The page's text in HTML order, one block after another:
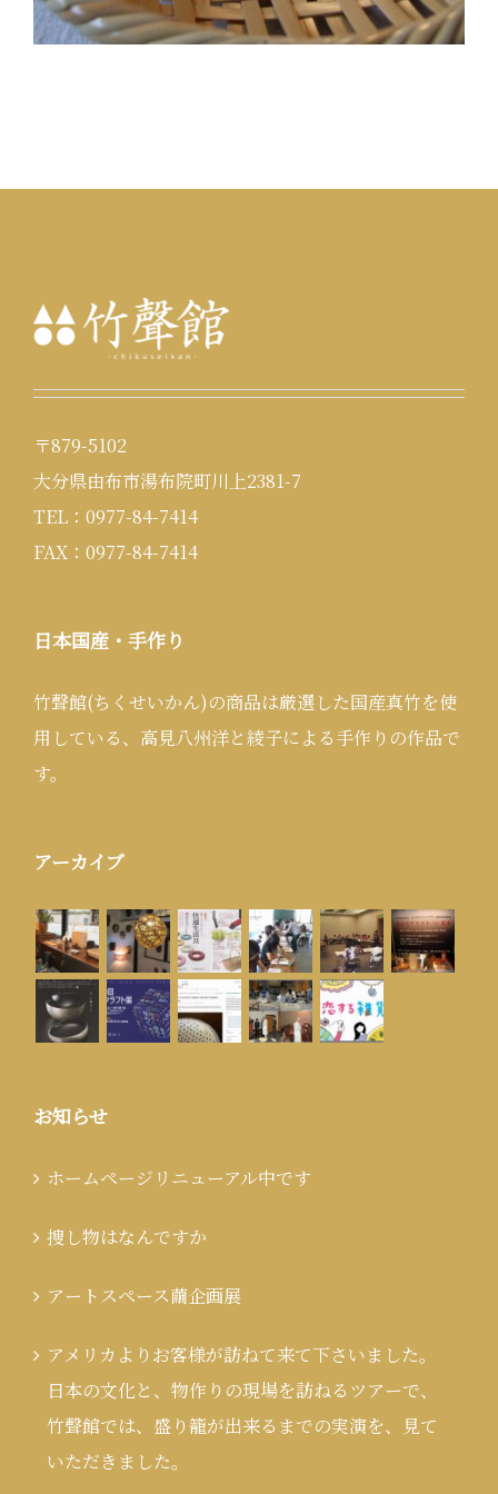
〒879-5102
大分県由布市湯布院町川上2381-7
TEL：0977-84-7414
FAX：0977-84-7414
日本国産・手作り
竹聲館(ちくせいかん)の商品は厳選した国産真竹を使
用している、高見八州洋と綾子による手作りの作品で
す。
アーカイブ
お知らせ
ホームページリニューアル中です
捜し物はなんですか
アートスペース繭企画展
アメリカよりお客様が訪ねて来て下さいました。
日本の文化と、物作りの現場を訪ねるツアーで、
竹聲館では、盛り籠が出来るまでの実演を、見て
いただきました。